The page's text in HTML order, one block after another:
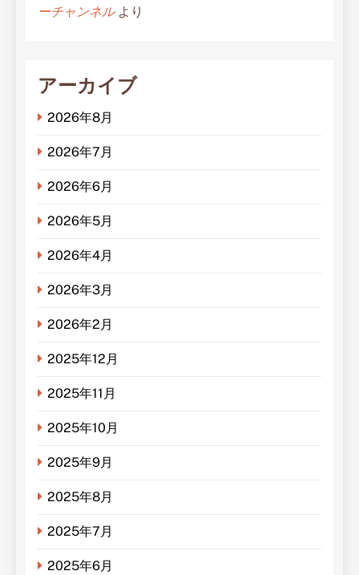
ーチャンネルより
アーカイブ
2026年8月
2026年7月
2026年6月
2026年5月
2026年4月
2026年3月
2026年2月
2025年12月
2025年11月
2025年10月
2025年9月
2025年8月
2025年7月
2025年6月